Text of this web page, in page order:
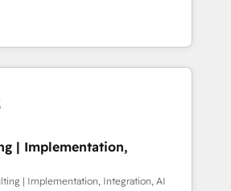
of the Year 🏆 Gold AVA Digital
🌟 Accreditations: CRM
America and Southern
across 7 countries. Born in Chile,
insight with international reach to
through technology, creativity,
building end-to-
marketing, content, and digital
team works in Spanish,
to design scalable strategies
| Implementation,
| Implementation, Integration, AI